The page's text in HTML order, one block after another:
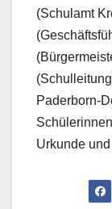
(Schulamt
Paderborn-
Urkunde